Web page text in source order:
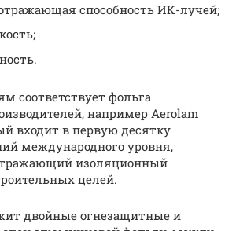
способность ИК-лучей;
соответствует фольга
например Aerolam
входит в первую десятку
международного уровня,
изоляционный
целей.
двойные огнезащитные и